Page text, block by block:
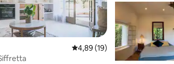
4,89 av 5 i genomsnittligt
4,89 (19)